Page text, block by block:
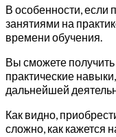
В особенности, если
занятиями на
времени обучения.
Вы сможете
практические
дальнейшей
Как видно,
сложно, как кажется